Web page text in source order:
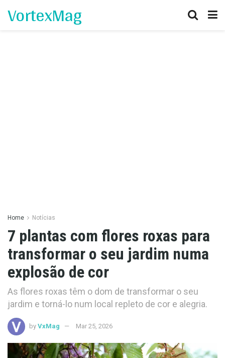
VortexMag
Home Notícias
7 plantas com flores roxas para
transformar o seu jardim numa
explosão de cor
As flores roxas têm o dom de transformar o seu
jardim e torná-lo num local repleto de cor e alegria.
by VxMag Mar 25, 2026